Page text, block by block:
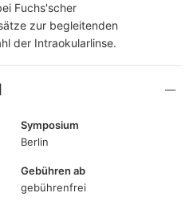
Fuchs'scher
zur begleitenden
der Intraokularlinse.
Symposium
Berlin
Gebühren ab
gebührenfrei